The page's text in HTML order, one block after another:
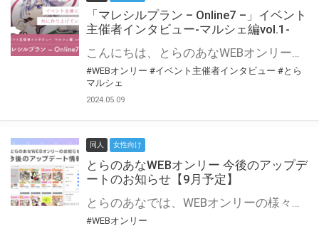
「マレシルプラン – Online7 –」イベント
主催者インタビュー-マルシェ編vol.1-
こんにちは、とらのあなWEBオンリー運営スタッフです。 新たにお届けする、イベント主催者インタビュー-マルシェ編-は、 とらのあなWEBオンリー「マルシェ」をご利用した主催様に 「マルシェ」を使って開催した感想や心がけをお聞きする企画です。 今回は、WEBオンリー開催7回目迎えた「マレシルプラン – Online7 –」より、 主催の玉川うた様にお話を伺いました。 ▼マレシルプランのインタビュー前回記事 「イベント主催者インタビュー vol.6」はこちら 協力：玉川うた様（マレシルプラン実行委員会 代表）／イベント公式Twitter（@mallesil_plan） とらのあなWEBオンリー「マルシェ」とは？ WEBオンリーでリアルタイムでコミュニケーションがとれるオンライン会場です。
#WEBオンリー #イベント主催者インタビュー #とら
マルシェ
2024.05.09
同人 女性向け
とらのあなWEBオンリー 今後のアップデ
ートのお知らせ【9月予定】
とらのあなでは、WEBオンリーの様々な支援を実施しています。 今回は2021年9月に実装を予定しているアップデート情報についてご紹介いたします。 とらのあなWEBオンリーサイトはこちら
#WEBオンリー